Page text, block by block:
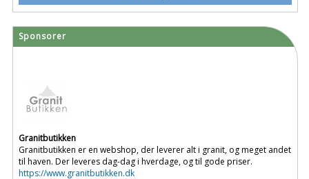
Sponsorer
Granitbutikken
Granitbutikken er en webshop, der leverer alt i granit, og meget andet
til haven. Der leveres dag-dag i hverdage, og til gode priser.
https://www.granitbutikken.dk